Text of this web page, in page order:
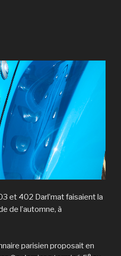
et 402 Darl’mat faisaient la
de l’automne, à
parisien proposait en